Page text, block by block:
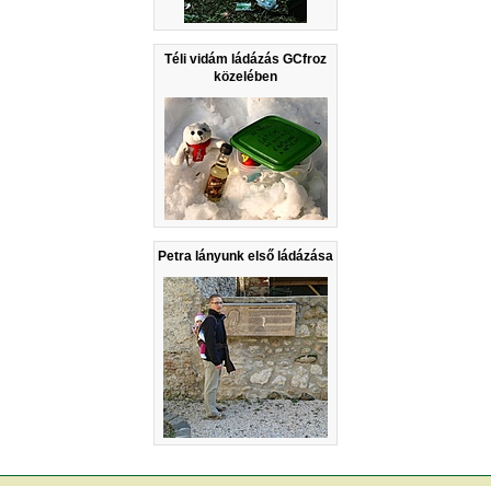
Téli vidám ládázás GCfroz
közelében
Petra lányunk első ládázása